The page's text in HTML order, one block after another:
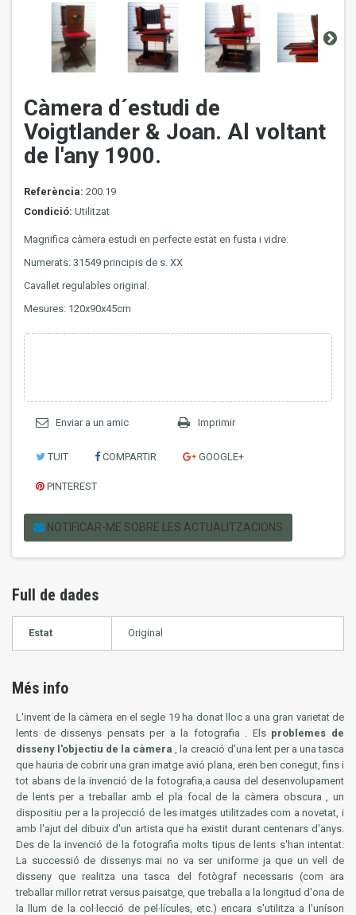
Càmera d´estudi de
Voigtlander & Joan. Al voltant
de l'any 1900.
Referència: 200.19
Condició: Utilitzat
Magnifica càmera estudi en perfecte estat en fusta i vidre.
Numerats: 31549 principis de s. XX
Cavallet regulables original.
Mesures: 120x90x45cm
Enviar a un amic Imprimir
TUIT COMPARTIR GOOGLE+
PINTEREST
NOTIFICAR-ME SOBRE LES ACTUALITZACIONS
Full de dades
Estat Original
Més info
L'invent de la càmera en el segle 19 ha donat lloc a una gran varietat de
lents de dissenys pensats per a la fotografia . Els problemes de
disseny l'objectiu de la càmera , la creació d'una lent per a una tasca
que hauria de cobrir una gran imatge avió plana, eren ben conegut, fins i
tot abans de la invenció de la fotografia,a causa del desenvolupament
de lents per a treballar amb el pla focal de la càmera obscura , un
dispositiu per a la projecció de les imatges utilitzades com a novetat, i
amb l'ajut del dibuix d'un artista que ha existit durant centenars d'anys.
Des de la invenció de la fotografia molts tipus de lents s'han intentat.
La successió de dissenys mai no va ser uniforme ja que un vell de
disseny que realitza una tasca del fotògraf necessaris (com ara
treballar millor retrat versus paisatge, que treballa a la longitud d'ona de
la llum de la col·lecció de pel·lícules, etc.) encara s'utilitza a l'uníson